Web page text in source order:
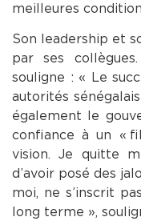
meilleures
Son leadership et
par ses
souligne : « Le
autorités
également le
confiance à un «
vision. Je quitte
d’avoir posé des
moi, ne s’inscrit
long terme »,